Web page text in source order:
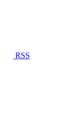
RSS